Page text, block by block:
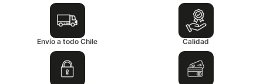
Envío a todo Chile Calidad